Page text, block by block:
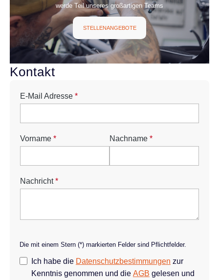
werde Teil unseres großartigen Teams
STELLENANGEBOTE
E-Mail Adresse *
Vorname * Nachname *
Nachricht*
Die mit einem Stern (*) markierten Felder sind Pflichtfelder.
Ich habe die Datenschutzbestimmungen zur
Kenntnis genommen und die AGB gelesen und